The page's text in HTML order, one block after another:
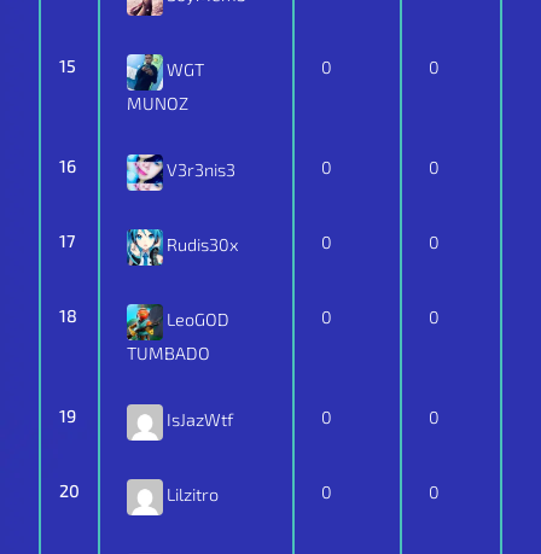
15
WGT
MUNOZ
0 0
16 V3r3nis3 0 0
17 Rudis30x 0 0
18
LeoGOD
TUMBADO
0 0
19 IsJazWtf 0 0
20 Lilzitro 0 0